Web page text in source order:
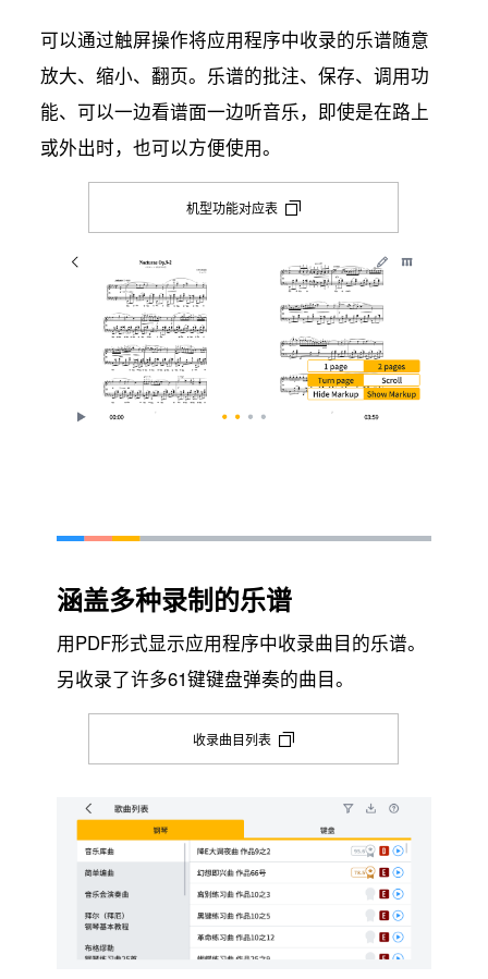
可以通过触屏操作将应用程序中收录的乐谱随意
放大、缩小、翻页。乐谱的批注、保存、调用功
能、可以一边看谱面一边听音乐，即使是在路上
或外出时，也可以方便使用。
机型功能对应表
涵盖多种录制的乐谱
用PDF形式显示应用程序中收录曲目的乐谱。
另收录了许多61键键盘弹奏的曲目。
收录曲目列表